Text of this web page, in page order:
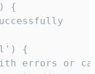
{
{
errors or